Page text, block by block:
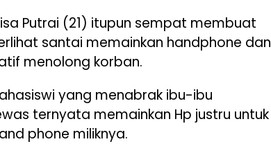
Putrai (21) itupun sempat membuat
santai memainkan handphone dan
menolong korban.
yang menabrak ibu-ibu
ternyata memainkan Hp justru untuk
phone miliknya.